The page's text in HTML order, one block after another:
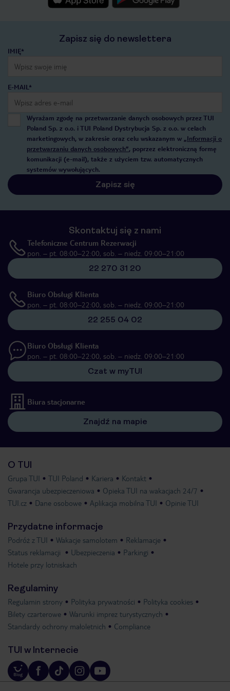
Zapisz się do newslettera
IMIĘ*
E-MAIL*
Wyrażam zgodę na przetwarzanie danych osobowych przez TUI
Poland Sp. z o.o. i TUI Poland Dystrybucja Sp. z o.o. w celach
marketingowych, w zakresie oraz celu wskazanym w „Informacji o
przetwarzaniu danych osobowych”, poprzez elektroniczną formę
komunikacji (e-mail), także z użyciem tzw. automatycznych
systemów wywołujących.
Zapisz się
Skontaktuj się z nami
Telefoniczne Centrum Rezerwacji
pon. – pt. 08:00–22:00, sob. – niedz. 09:00–21:00
22 270 31 20
Biuro Obsługi Klienta
pon. – pt. 08:00–22:00, sob. – niedz. 09:00–21:00
22 255 04 02
Biuro Obsługi Klienta
pon. – pt. 08:00–22:00, sob. – niedz. 09:00–21:00
Czat w myTUI
Biura stacjonarne
Znajdź na mapie
O TUI
Grupa TUI TUI Poland Kariera
Kontakt
Gwarancja ubezpieczeniowa
Opieka TUI na wakacjach 24/7
TUI.cz
Dane osobowe Aplikacja mobilna TUI Opinie TUI
Przydatne informacje
Podróż z TUI Wakacje samolotem
Reklamacje
Status reklamacji
Ubezpieczenia
Parkingi
Hotele przy lotniskach
Regulaminy
Regulamin strony Polityka prywatności
Polityka cookies
Bilety czarterowe
Warunki imprez turystycznych
Standardy ochrony małoletnich
Compliance
TUI w Internecie